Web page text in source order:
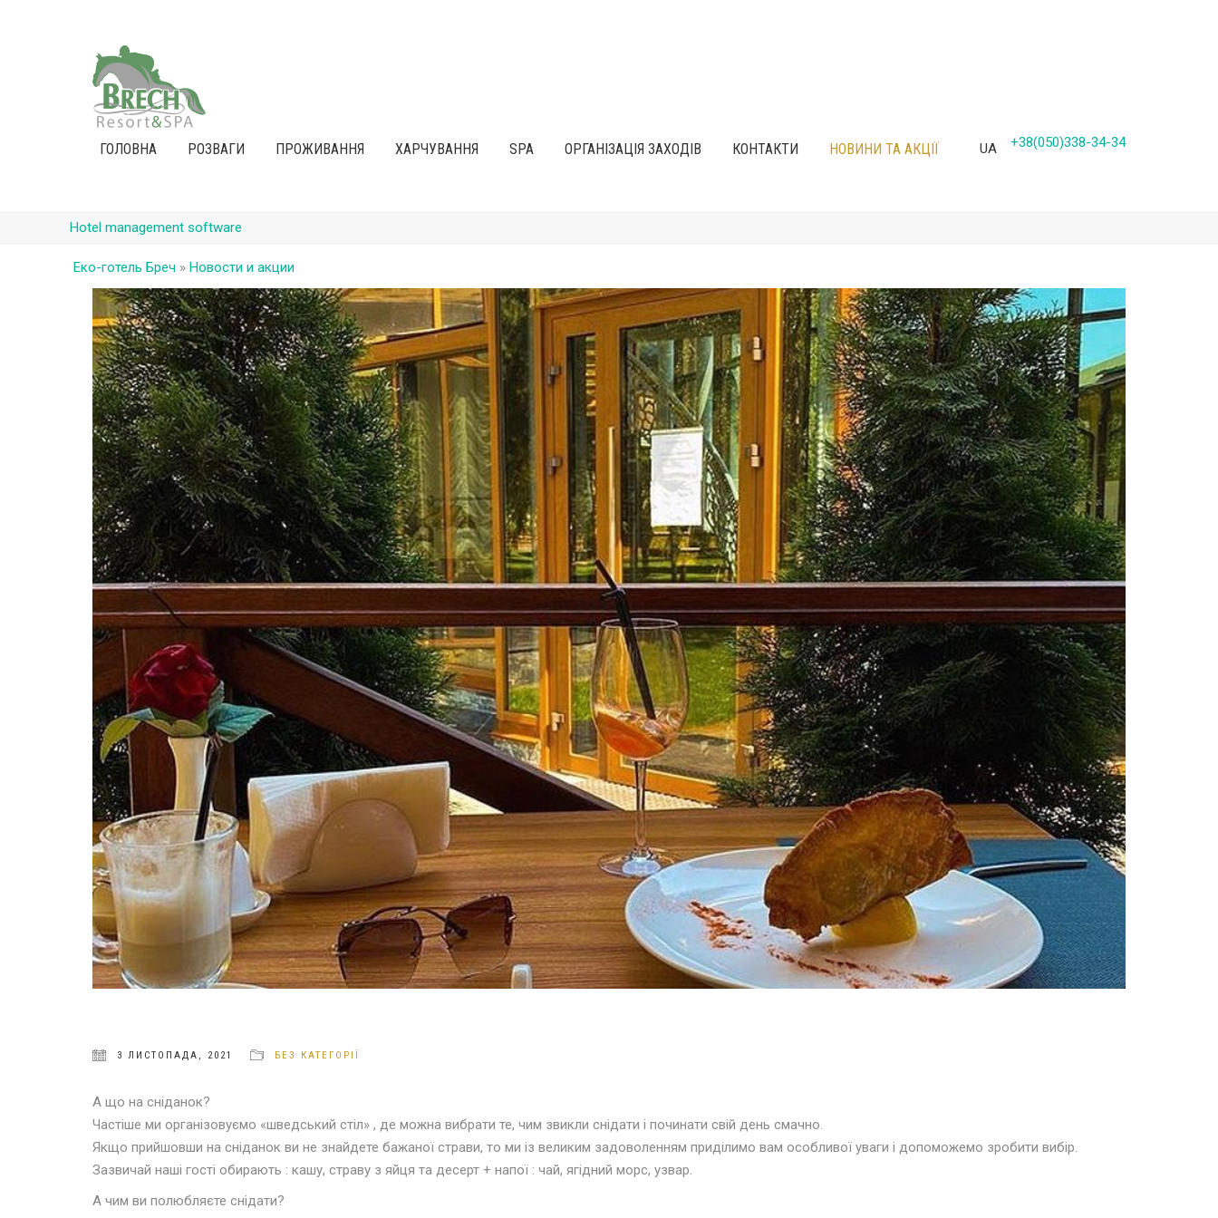
ГОЛОВНА РОЗВАГИ ПРОЖИВАННЯ ХАРЧУВАННЯ SPA ОРГАНІЗАЦІЯ ЗАХОДІВ КОНТАКТИ НОВИНИ ТА АКЦІЇ UA +38(050)338-34-34
Hotel management software
Еко-готель Бреч » Новости и акции
3 ЛИСТОПАДА, 2021 БЕЗ КАТЕГОРІЇ
А що на сніданок?
Частіше ми організовуємо «шведський стіл» , де можна вибрати те, чим звикли снідати і починати свій день смачно.
Якщо прийшовши на сніданок ви не знайдете бажаної страви, то ми із великим задоволенням приділимо вам особливої уваги і допоможемо зробити вибір.
Зазвичай наші гості обирають : кашу, страву з яйця та десерт + напої : чай, ягідний морс, узвар.
А чим ви полюбляєте снідати?